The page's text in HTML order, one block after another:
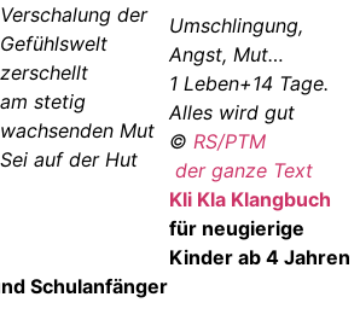
Verschalung der
Gefühlswelt
zerschellt
am stetig
wachsenden Mut
Sei auf der Hut
Umschlingung,
Angst, Mut…
1 Leben+14 Tage.
Alles wird gut
©RS/PTM
der ganze Text
Kli Kla Klangbuch
für neugierige
Kinder ab 4 Jahren
Schulanfänger